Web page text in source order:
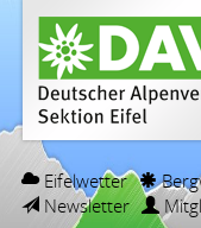
Eifelwetter
Newsletter